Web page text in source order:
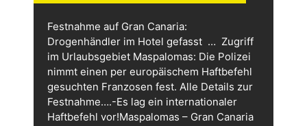
Festnahme auf Gran Canaria:
Drogenhändler im Hotel gefasst … Zugriff
im Urlaubsgebiet Maspalomas: Die Polizei
nimmt einen per europäischem Haftbefehl
gesuchten Franzosen fest. Alle Details zur
Festnahme….-Es lag ein internationaler
Haftbefehl vor!Maspalomas – Gran Canaria